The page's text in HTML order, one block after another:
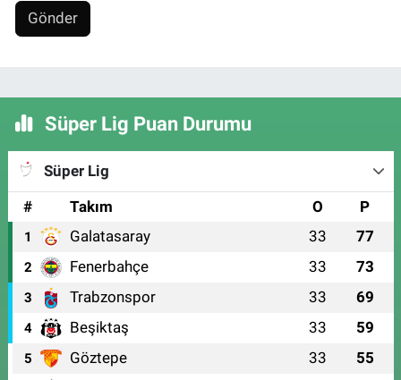
Gönder
Süper Lig Puan Durumu
Süper Lig
#
Takım O P
1 Galatasaray 33 77
2 Fenerbahçe 33 73
3 Trabzonspor 33 69
4 Beşiktaş 33 59
5 Göztepe 33 55